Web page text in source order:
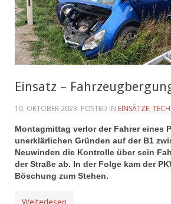
Einsatz –
10. OKTOBER 2023. POSTED IN EINSÄTZE,
Montagmittag verlor der Fahrer eines
unerklärlichen Gründen auf der B1
Neuwinden die Kontrolle über sein
der Straße ab. In der Folge kam der
Böschung zum Stehen.